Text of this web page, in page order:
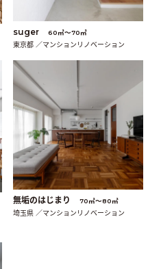
suger 60㎡〜70㎡
東京都 ／マンションリノベーション
無垢のはじまり 70㎡〜80㎡
埼玉県 ／マンションリノベーション